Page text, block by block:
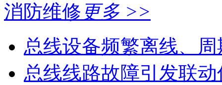
消防维修 更多 >>
总线设备频繁离线、
总线线路故障引发联